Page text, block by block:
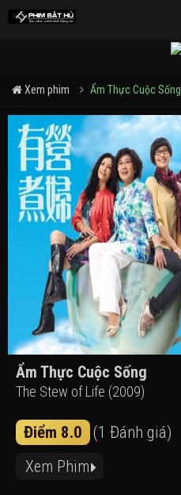
Xem phim Ẩm Thực Cuộc Sống
Ẩm Thực Cuộc Sống
The Stew of Life (2009)
Điểm 8.0 (1 Đánh giá)
Xem Phim